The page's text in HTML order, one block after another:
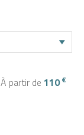
À partir de 110 €